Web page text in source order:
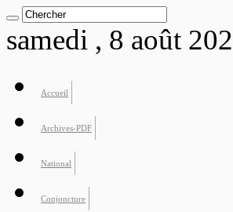
samedi , 8 août
Accueil
Archives-PDF
National
Conjoncture